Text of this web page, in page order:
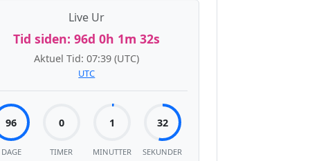
Live Ur
Tid siden: 96d 0h 1m 33s
Aktuel Tid:07:39 (UTC)
UTC
96
DAGE
0
TIMER
1
MINUTTER
33
SEKUNDER